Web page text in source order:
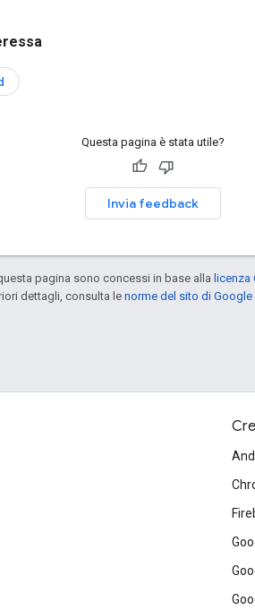
Questa pagina è stata utile?
Invia feedback
pagina sono concessi in base alla licenza
dettagli, consulta le norme del sito di Google